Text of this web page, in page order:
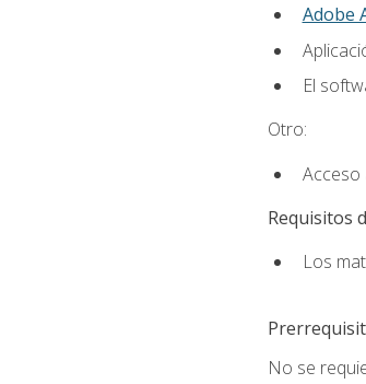
Adobe
El
Otro:
Requisitos
Los
No se